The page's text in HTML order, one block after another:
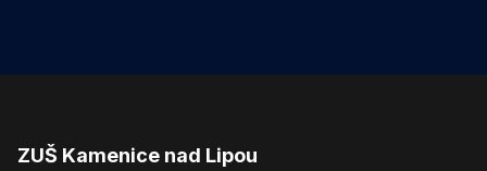
ZUŠ Kamenice nad Lipou